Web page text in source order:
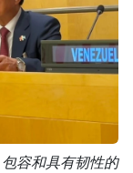
容和具有韧性的